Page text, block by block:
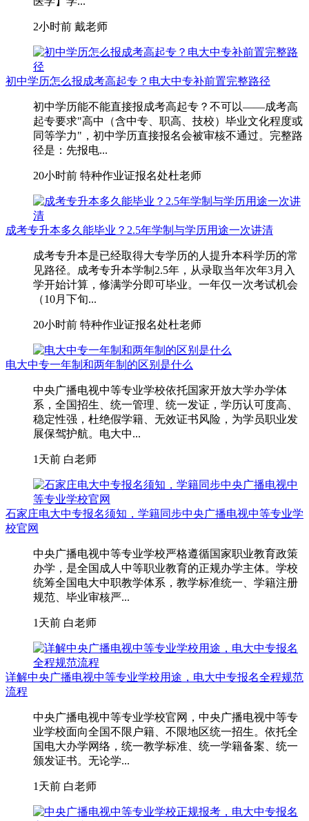
2小时前 戴老师
初中学历怎么报成考高起专？电大中专补前置完整路径
初中学历能不能直接报成考高起专？不可以——成考高
起专要求"高中（含中专、职高、技校）毕业文化程度或
同等学力"，初中学历直接报名会被审核不通过。完整路
径是：先报电...
20小时前 特种作业证报名处杜老师
成考专升本多久能毕业？2.5年学制与学历用途一次讲清
成考专升本是已经取得大专学历的人提升本科学历的常
见路径。成考专升本学制2.5年，从录取当年次年3月入
学开始计算，修满学分即可毕业。一年仅一次考试机会
（10月下旬...
20小时前 特种作业证报名处杜老师
电大中专一年制和两年制的区别是什么
中央广播电视中等专业学校依托国家开放大学办学体
系，全国招生、统一管理、统一发证，学历认可度高、
稳定性强，杜绝假学籍、无效证书风险，为学员职业发
展保驾护航。电大中...
1天前 白老师
石家庄电大中专报名须知，学籍同步中央广播电视中等专业学
校官网
中央广播电视中等专业学校严格遵循国家职业教育政策
办学，是全国成人中等职业教育的正规办学主体。学校
统筹全国电大中职教学体系，教学标准统一、学籍注册
规范、毕业审核严...
1天前 白老师
详解中央广播电视中等专业学校用途，电大中专报名全程规范
流程
中央广播电视中等专业学校官网，中央广播电视中等专
业学校面向全国不限户籍、不限地区统一招生。依托全
国电大办学网络，统一教学标准、统一学籍备案、统一
颁发证书。无论学...
1天前 白老师